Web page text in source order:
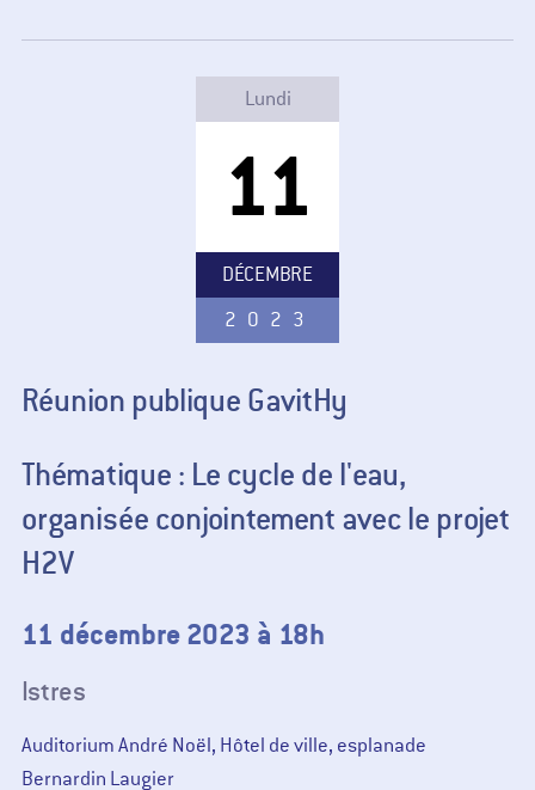
Lundi
11
DÉCEMBRE
2023
Réunion publique GavitHy
Thématique : Le cycle de l'eau,
organisée conjointement avec le projet
H2V
11 décembre 2023 à 18h
Istres
Auditorium André Noël, Hôtel de ville, esplanade
Bernardin Laugier